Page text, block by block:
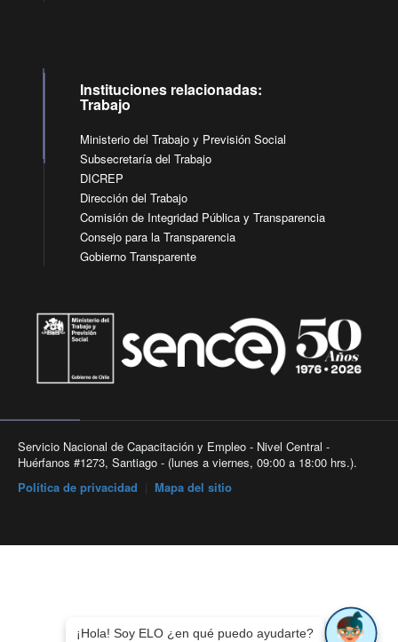
Instituciones relacionadas:
Trabajo
Ministerio del Trabajo y Previsión Social
Subsecretaría del Trabajo
DICREP
Dirección del Trabajo
Comisión de Integridad Pública y Transparencia
Consejo para la Transparencia
Gobierno Transparente
Servicio Nacional de Capacitación y Empleo - Nivel Central -
Huérfanos #1273, Santiago - (lunes a viernes, 09:00 a 18:00 hrs.).
Política de privacidad
Mapa del sitio
¡Hola! Soy ELO ¿en qué puedo ayudarte?